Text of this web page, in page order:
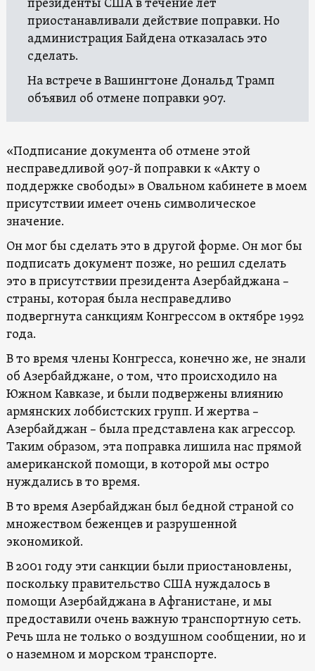
президенты США в течение лет
приостанавливали действие поправки. Но
администрация Байдена отказалась это
сделать.
На встрече в Вашингтоне Дональд Трамп
объявил об отмене поправки 907.
«Подписание документа об отмене этой
несправедливой 907-й поправки к «Акту о
поддержке свободы» в Овальном кабинете в моем
присутствии имеет очень символическое
значение.
Он мог бы сделать это в другой форме. Он мог бы
подписать документ позже, но решил сделать
это в присутствии президента Азербайджана –
страны, которая была несправедливо
подвергнута санкциям Конгрессом в октябре 1992
года.
В то время члены Конгресса, конечно же, не знали
об Азербайджане, о том, что происходило на
Южном Кавказе, и были подвержены влиянию
армянских лоббистских групп. И жертва –
Азербайджан – была представлена как агрессор.
Таким образом, эта поправка лишила нас прямой
американской помощи, в которой мы остро
нуждались в то время.
В то время Азербайджан был бедной страной со
множеством беженцев и разрушенной
экономикой.
В 2001 году эти санкции были приостановлены,
поскольку правительство США нуждалось в
помощи Азербайджана в Афганистане, и мы
предоставили очень важную транспортную сеть.
Речь шла не только о воздушном сообщении, но и
о наземном и морском транспорте.